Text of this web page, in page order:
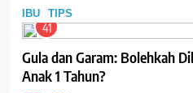
IBU TIPS
41
Gula dan Garam: Bolehkah
Anak 1 Tahun?